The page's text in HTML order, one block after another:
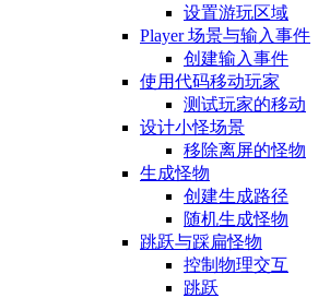
设置游玩区域
Player 场景与输入事件
创建输入事件
使用代码移动玩家
测试玩家的移动
设计小怪场景
移除离屏的怪物
生成怪物
创建生成路径
随机生成怪物
跳跃与踩扁怪物
控制物理交互
跳跃